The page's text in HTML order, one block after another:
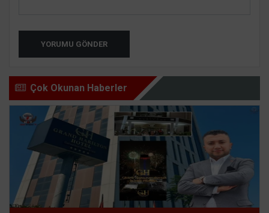
YORUMU GÖNDER
Çok Okunan Haberler